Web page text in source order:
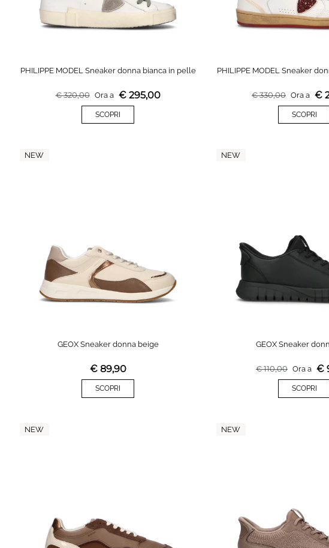
PHILIPPE MODEL Sneaker donna bianca in pelle
€320,00 Ora a € 295,00
SCOPRI
PHILIPPE MODEL Sneaker
€330,00 Ora a €
SCOPRI
NEW
GEOX Sneaker donna beige
€ 89,90
SCOPRI
NEW
GEOX Sneaker
€110,00 Ora a €
SCOPRI
NEW NEW